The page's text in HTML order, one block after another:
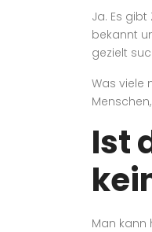
Ja. Es
bekannt
gezielt
Was viele
Ist
Man kann